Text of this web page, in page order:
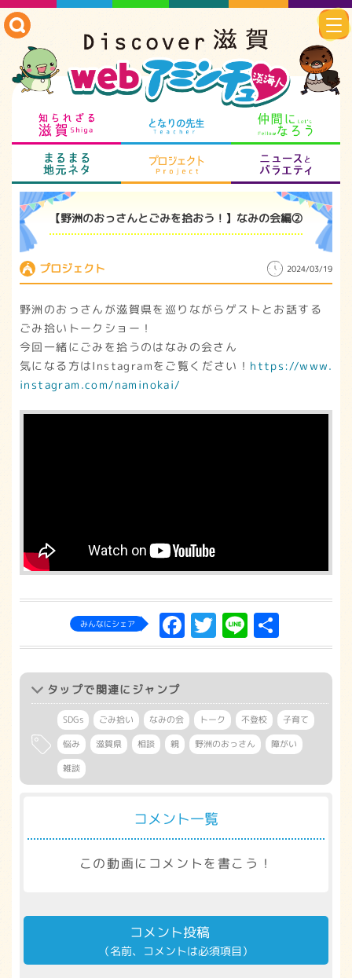
知られざる滋賀 となりの先生
まるまる地元ネタ プロジェクト
【野洲のおっさんとごみを拾おう！】なみの会編②
プロジェクト 2024/03/19
野洲のおっさんが滋賀県を巡りながらゲストとお話する
ごみ拾いトークショー！
今回一緒にごみを拾うのはなみの会さん
気になる方はInstagramをご覧ください！ https://www.
instagram.com/naminokai/
みんなにシェア Facebook
Twitter
Line
有
タップで関連にジャンプ
SDGs ごみ拾い なみの会 トーク 不登校
子育て
悩み
滋賀県 相談 親 野洲のおっさん
障がい
雑談
コメント一覧
この動画にコメントを書こう！
コメント投稿
（名前、コメントは必須項目）